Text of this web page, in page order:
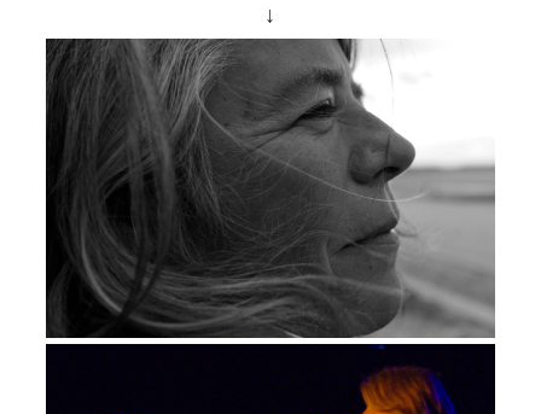
SiLes battements d’ailes, le nouvel
album de la poète, peintre et
chanteuseJeanne Morisseau
s’ouvre sur le ténébreuxL’eau
qui coule en moi
, folk rock à la
chamanique scansion («
Vagabonde, sont longs tes cils /
Yeux oblongs sont immobiles /
Si moi je sonde le fragile / De
ton moi, la musique en toi »), le
↓